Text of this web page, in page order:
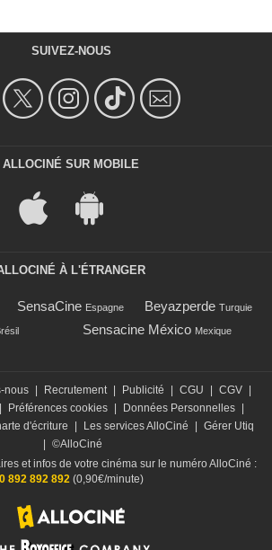
SUIVEZ-NOUS
ALLOCINÉ SUR MOBILE
À L'ÉTRANGER
SensaCine Espagne Beyazperde Turquie
Sensacine México Mexique
nous Recrutement Publicité CGU CGV
Préférences cookies Données Personnelles
d'écriture Les services AlloCiné
Gérer Utiq
©AlloCiné
et infos de votre cinéma sur le numéro AlloCiné :
0 892 892 892(0,90€/minute)